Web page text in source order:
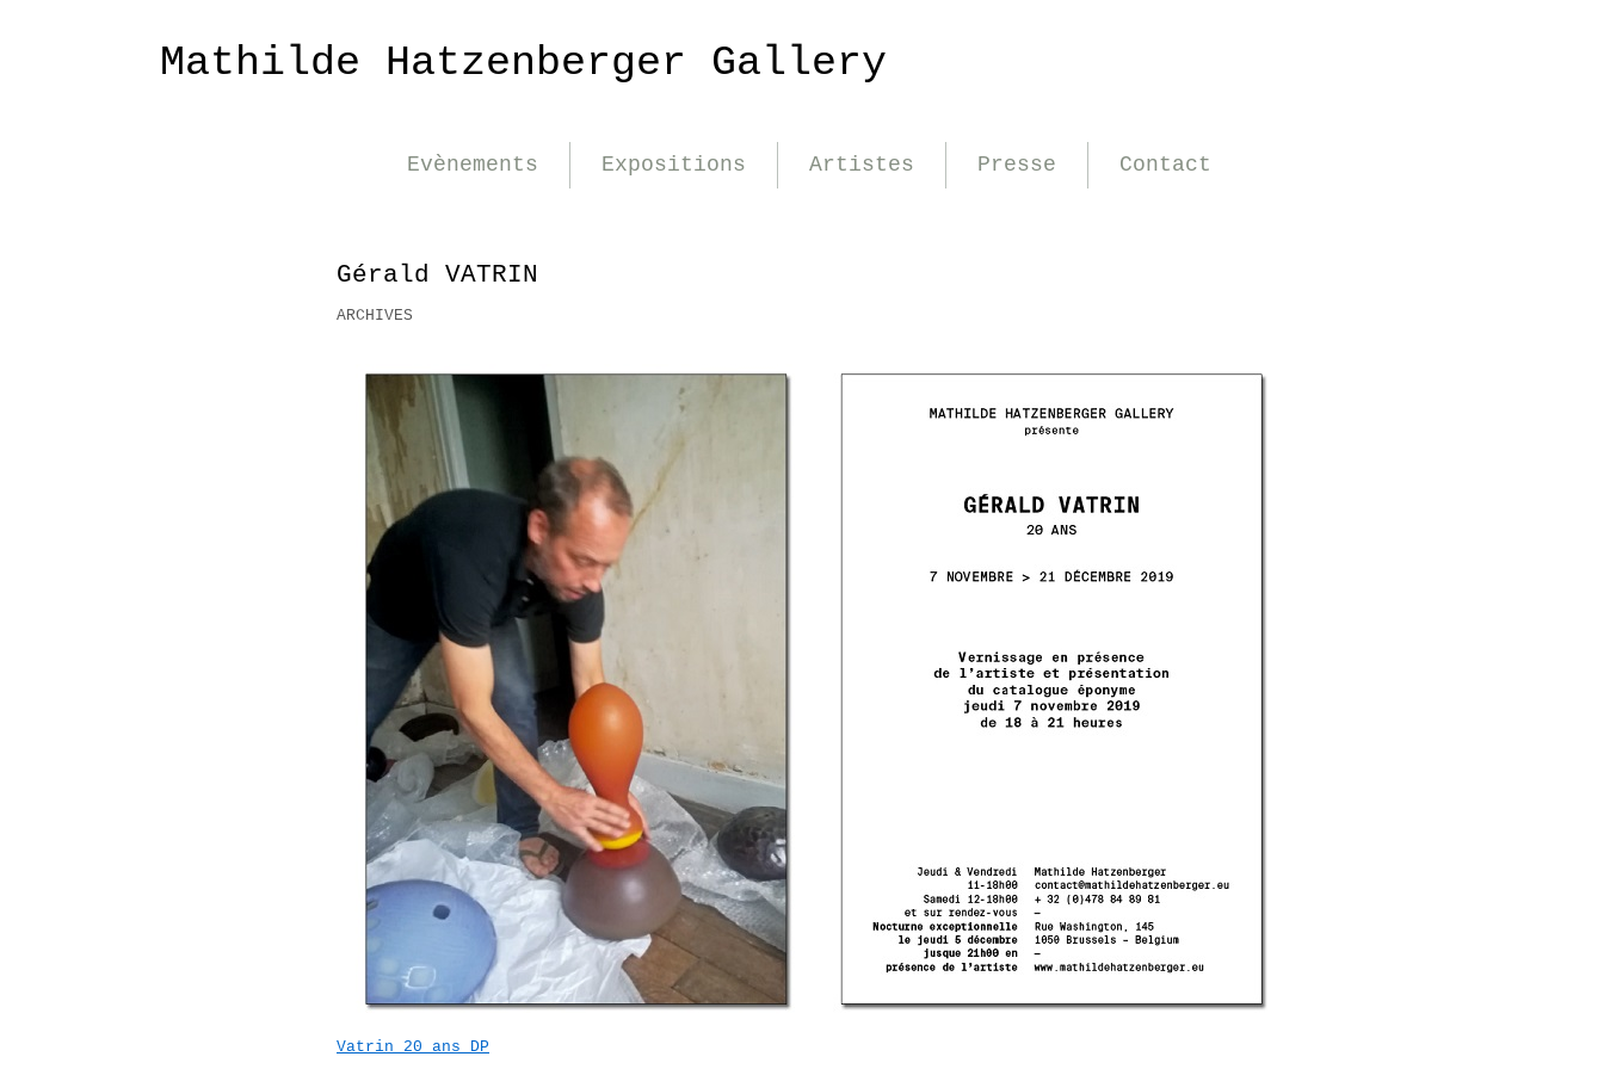
Mathilde Hatzenberger Gallery
Evènements Expositions Artistes Presse Contact
Gérald VATRIN
ARCHIVES
Vatrin 20 ans DP